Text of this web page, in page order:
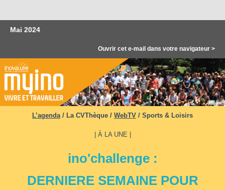
Mai 2024
Ouvrir cet e-mail dans votre navigateur >
L’agenda/ La CVThèque / WebTV / Sports & Loisirs
| À LA UNE |
ino'challenge :
DERNIERE SEMAINE POUR